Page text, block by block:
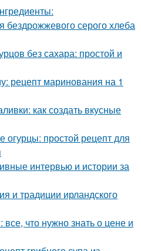
бездрожжевого серого хлеба
без сахара: простой и
рецепт маринования на 1
как создать вкусные
простой рецепт для
интервью и истории за
и традиции ирландского
что нужно знать о цене и